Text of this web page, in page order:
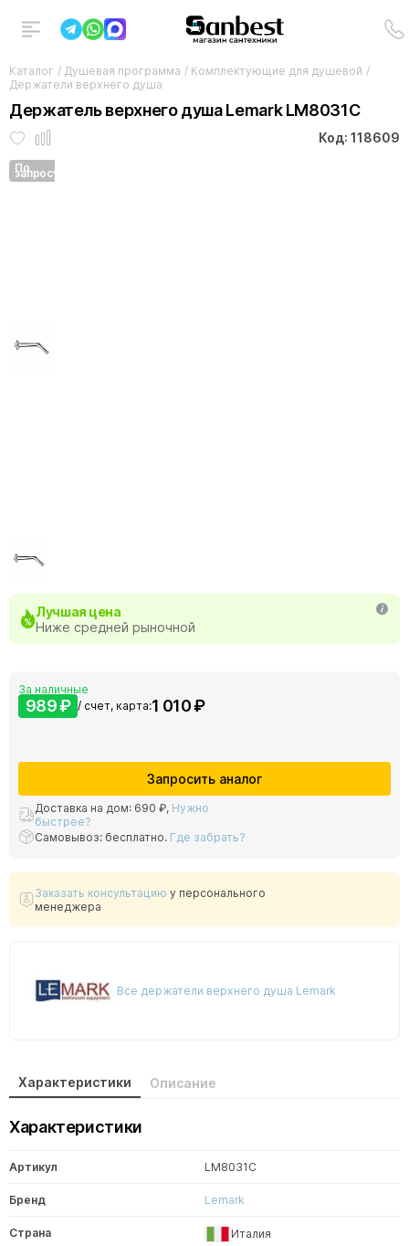
Каталог / Душевая программа / Комплектующие для душевой /
Держатели верхнего душа
Держатель верхнего душа Lemark LM8031C
Код: 118609
По
запросу
Лучшая цена
Ниже средней рыночной
За наличные
989 ₽ / счет, карта:1 010 ₽
Запросить аналог
Доставка на дом: 690 ₽, Нужно
быстрее?
Самовывоз: бесплатно. Где забрать?
Заказать консультацию у персонального
менеджера
Все держатели верхнего душа Lemark
Характеристики Описание
Характеристики
Артикул LM8031C
Бренд Lemark
Страна Италия